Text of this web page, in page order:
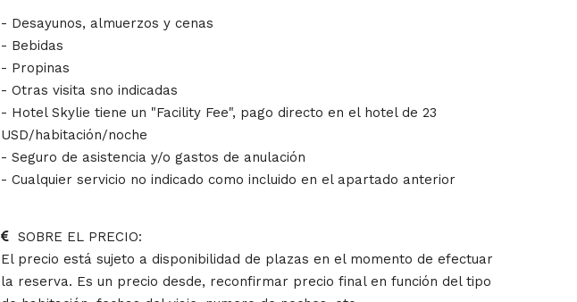
- Desayunos, almuerzos y cenas
- Bebidas
- Propinas
- Otras visita sno indicadas
- Hotel Skylie tiene un "Facility Fee", pago directo en el hotel de 23
USD/habitación/noche
- Seguro de asistencia y/o gastos de anulación
- Cualquier servicio no indicado como incluido en el apartado anterior
SOBRE EL PRECIO:
El precio está sujeto a disponibilidad de plazas en el momento de efectuar
la reserva. Es un precio desde, reconfirmar precio final en función del tipo